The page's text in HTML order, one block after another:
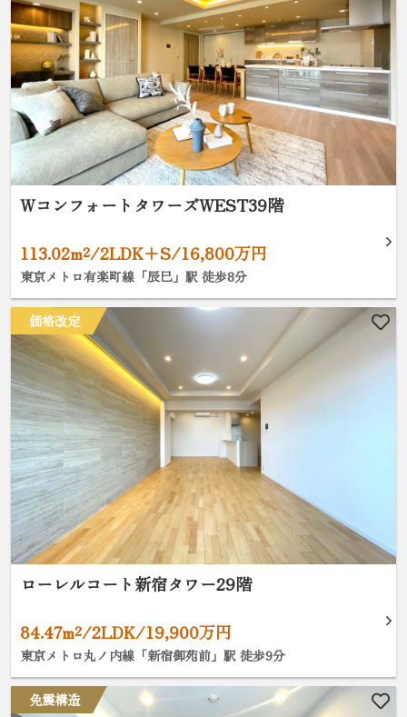
WコンフォートタワーズWEST39階
113.02m²/2LDK+S/16,800万円
東京メトロ有楽町線「辰巳」駅 徒歩8分
価格改定
ローレルコート新宿タワー29階
84.47m²/2LDK/19,900万円
東京メトロ丸ノ内線「新宿御苑前」駅 徒歩9分
免震構造